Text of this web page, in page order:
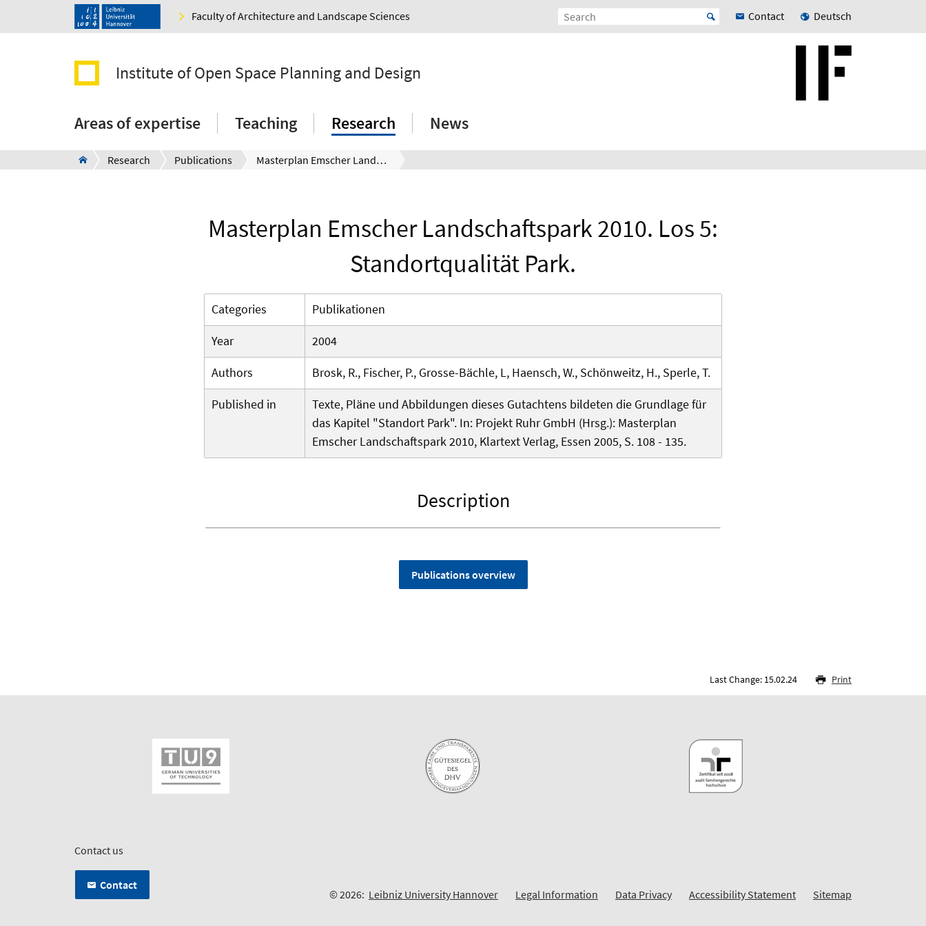
Faculty of Architecture and Landscape Sciences Contact Deutsch
Institute of Open Space Planning and Design
Areas of expertise Teaching Research News
Research Publications Masterplan Emscher Landschaftspark 2010. Los 5: Standortqualität Park.
Masterplan Emscher Landschaftspark 2010. Los 5:
Standortqualität Park.
Categories
Publikationen
Year
2004
Authors
Brosk, R., Fischer, P., Grosse-Bächle, L, Haensch, W., Schönweitz, H., Sperle, T.
Published in
Texte, Pläne und Abbildungen dieses Gutachtens bildeten die Grundlage für
das Kapitel "Standort Park". In: Projekt Ruhr GmbH (Hrsg.): Masterplan
Emscher Landschaftspark 2010, Klartext Verlag, Essen 2005, S. 108 - 135.
Description
Publications overview
Last Change: 15.02.24 Print
Contact us
Contact
© 2026: Leibniz University Hannover Legal Information Data Privacy Accessibility Statement Sitemap